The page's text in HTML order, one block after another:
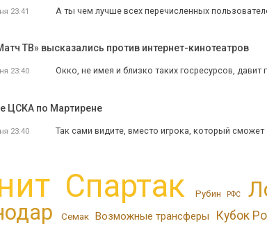
23:41 А ты чем лучше всех перечисленных
ТВ» высказались против интернет-кинотеатров
23:40 Окко, не имея и близко таких госресурсов,
ЦСКА по Мартирене
23:40 Так сами видите, вместо игрока, который сможет
Спартак Рубин РФС
Семак Возможные трансферы Кубок